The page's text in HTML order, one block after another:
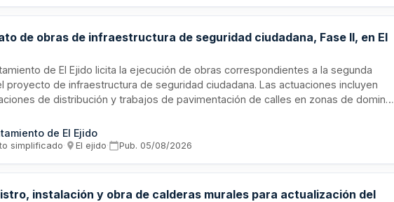
de obras de infraestructura de seguridad ciudadana, Fase II, en El
de El Ejido licita la ejecución de obras correspondientes a la segunda
proyecto de infraestructura de seguridad ciudadana. Las actuaciones incluyen
de distribución y trabajos de pavimentación de calles en zonas de dominio
El contrato se adjudicará mediante procedimiento abierto simplificado y
obras que quedaron excluidas de la tramitación anterior por afectar a
de El Ejido
simplificado· El ejido· Pub. 05/08/2026
instalación y obra de calderas murales para actualización del